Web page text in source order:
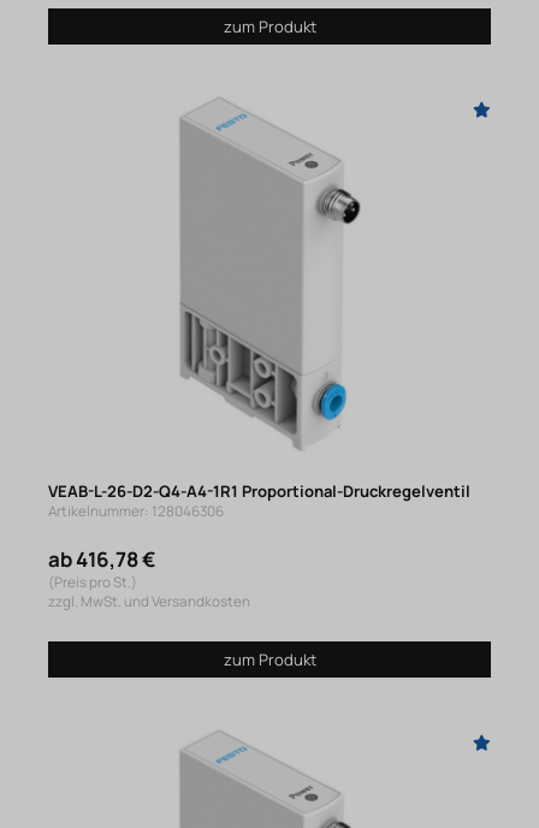
zum Produkt
VEAB-L-26-D2-Q4-A4-1R1 Proportional-Druckregelventil
Artikelnummer: 128046306
ab 416,78 €
(Preis pro St.)
zzgl. MwSt. und Versandkosten
zum Produkt